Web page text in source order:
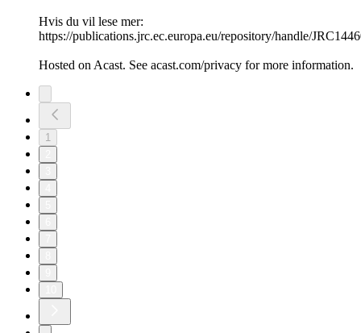
Hvis du vil lese mer:
https://publications.jrc.ec.europa.eu/repository/handle/
Hosted on Acast. See acast.com/privacy for more information.
1